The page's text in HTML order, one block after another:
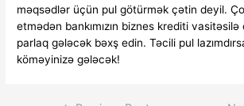
məqsədlər üçün pul götürmək çətin deyil.
etmədən bankımızın biznes krediti
parlaq gələcək bəxş edin. Təcili pul
köməyinizə gələcək!